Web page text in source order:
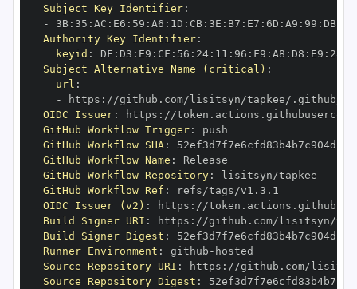
Subject Key Identifier:
-
3B: 35 : AC : E6 : 59 : A6 : 1D : CB: 3E : B7 : E7 : 6D : A9 : 99 : DB:
Authority Key Identifier:
keyid : DF : D3 : E9 : CF : 56 : 24: 11 : 96 : F9 : A8 : D8 : E9 : 28
Subject Alternative Name (critical) :
url :
-
https :
OIDC Issuer: https :
GitHub Workflow Trigger:
GitHub Workflow SHA:
GitHub Workflow Name :
GitHub Workflow Repository:
GitHub Workflow Ref :
OIDC Issuer (v2) : https :
Build Signer URI : https :
Build Signer Digest :
Runner Environment : github -
Source Repository URI : https :
Source Repository Digest :